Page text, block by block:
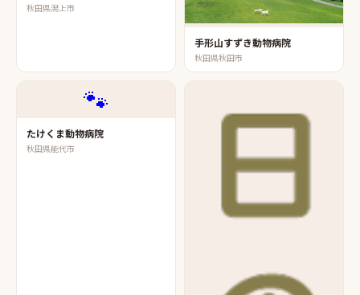
秋田県潟上市
手形山すずき動物病院
秋田県秋田市
🐾
たけくま動物病院
秋田県能代市